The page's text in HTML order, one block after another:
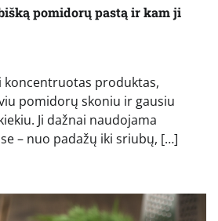
pomidorų pastą ir kam ji
koncentruotas produktas,
pomidorų skoniu ir gausiu
Ji dažnai naudojama
– nuo padažų iki sriubų, […]